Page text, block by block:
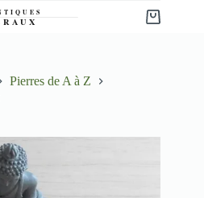
Panier
Pierres de A à Z